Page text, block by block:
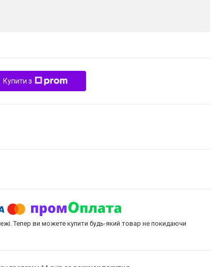
Купити з
Тепер ви можете купити будь-який товар не покидаючи